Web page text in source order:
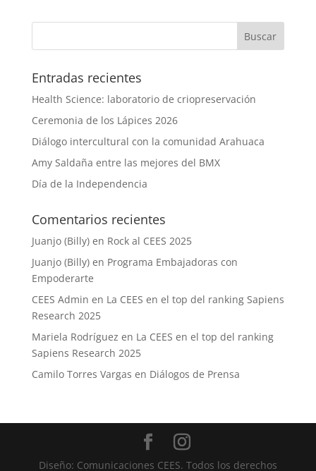
Entradas recientes
Health Science: laboratorio de criopreservación
Ceremonia de los Lápices 2026
Diálogo intercultural con la comunidad Arahuaca
Amy Saldaña entre las mejores del BMX
Día de la Independencia
Comentarios recientes
Juanjo (Billy)en Rock al CEES 2025
Juanjo (Billy)en Programa Embajadoras con
Empoderarte
CEES Admin en La CEES en el top del ranking Sapiens
Research 2025
Mariela Rodríguez en La CEES en el top del ranking
Sapiens Research 2025
Camilo Torres Vargas en Diálogos de Prensa
Diseño: Comunicaciones CEES. Todos los derechos